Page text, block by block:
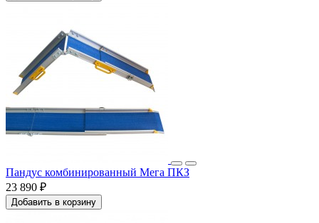
Пандус комбинированный Мега ПКЗ
23 890 ₽
Добавить в корзину